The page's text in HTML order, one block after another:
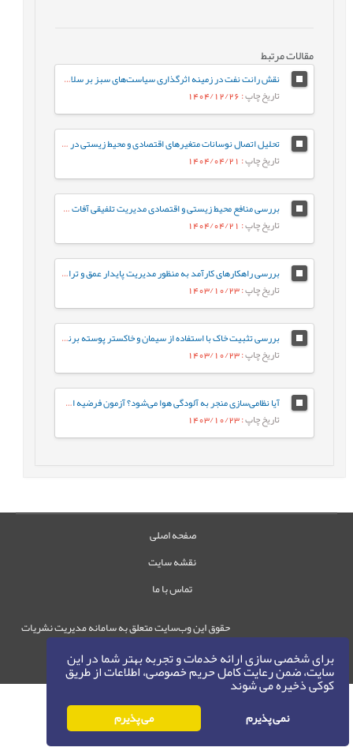
برای شخصی سازی ارائه خدمات و تجربه بهتر شما در این
سایت، ضمن رعایت کامل حریم خصوصی، اطلاعات از طریق
کوکی ذخیره می شوند
نمی پذیرم می پذیرم
مقالات مرتبط
نقش رانت نفت در زمینه اثرگذاری سیاست‌های سبز بر سلامت محیط‌زیست در ایران
تاریخ چاپ: 1404/12/26
تحلیل اتصال نوسانات متغیرهای اقتصادی و محیط زیستی در ایران (2006-2023)
تاریخ چاپ: 1404/04/21
بررسی منافع محیط زیستی و اقتصادی مدیریت تلفیقی آفات (IPM)
تاریخ چاپ: 1404/04/21
بررسی راهکارهای کارآمد به منظور مدیریت پایدار عمق و تراز سطح آب تالاب انزلی با تأکید بر رویکردهای پیشگیری و احیا
تاریخ چاپ: 1403/10/23
بررسی تثبیت خاک با استفاده از سیمان و خاکستر پوسته برنج و کاهش اثرات مخرب زیست‌محیطی
تاریخ چاپ: 1403/10/23
آیا نظامی‌سازی منجر به آلودگی هوا می‌شود؟ آزمون فرضیه اسلحه در مقابل آب‌وهوا برای کشورهای منطقه خاورمیانه و شمال آفریقا (منا)
تاریخ چاپ: 1403/10/23
صفحه اصلی
نقشه سایت
تماس با ما
حقوق این وب‌سایت متعلق به سامانه مدیریت نشریات
حق نشر ©
1405-1396